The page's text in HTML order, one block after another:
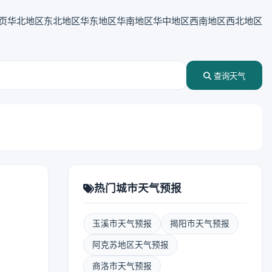
华北地区东北地区华东地区华南地区华中地区西南地区西北地区
查询天气
热门城市天气预报
玉溪市天气预报 揭阳市天气预报
阿克苏地区天气预报
商洛市天气预报